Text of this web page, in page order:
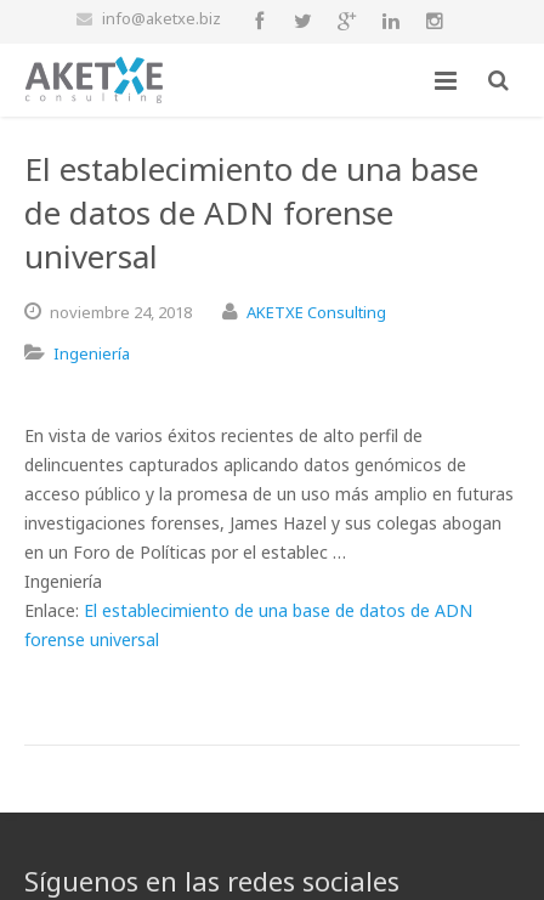
info@aketxe.biz
El establecimiento de una base
de datos de ADN forense
universal
noviembre 24, 2018
AKETXE Consulting
Ingeniería
En vista de varios éxitos recientes de alto perfil de
delincuentes capturados aplicando datos genómicos de
acceso público y la promesa de un uso más amplio en futuras
investigaciones forenses, James Hazel y sus colegas abogan
en un Foro de Políticas por el establec …
Ingeniería
Enlace: El establecimiento de una base de datos de ADN
forense universal
Síguenos en las redes sociales